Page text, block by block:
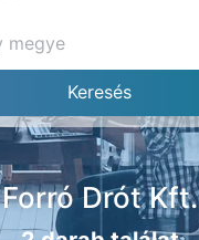
Forró Drót Kft.